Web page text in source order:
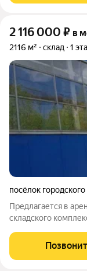
2 116 000 ₽ в
2116 м² склад 1
посёлок
Предлагается в
складского
производства,
Преимущества